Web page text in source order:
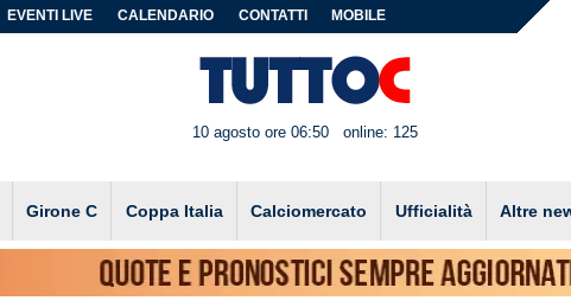
EVENTI LIVE CALENDARIO CONTATTI MOBILE
10 agosto ore 06:50 online: 125
Girone C Coppa Italia Calciomercato Ufficialità Altre